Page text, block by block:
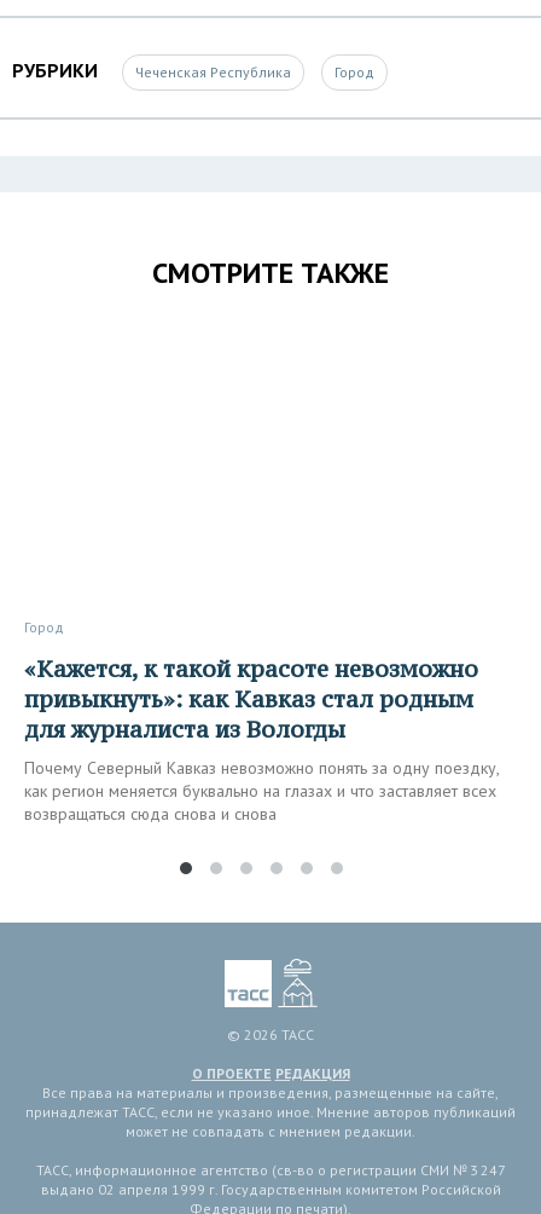
РУБРИКИ Чеченская Республика Город
СМОТРИТЕ ТАКЖЕ
Город
«Кажется, к такой красоте невозможно
привыкнуть»: как Кавказ стал родным
для журналиста из Вологды
Почему Северный Кавказ невозможно понять за одну поездку,
как регион меняется буквально на глазах и что заставляет всех
возвращаться сюда снова и снова
© 2026 ТАСС
О ПРОЕКТЕ РЕДАКЦИЯ
Все права на материалы и произведения, размещенные на сайте,
принадлежат ТАСС, если не указано иное. Мнение авторов публикаций
может не совпадать с мнением редакции.
ТАСС, информационное агентство (св-во о регистрации СМИ № 3 247
выдано 02 апреля 1999 г. Государственным комитетом Российской
Федерации по печати).